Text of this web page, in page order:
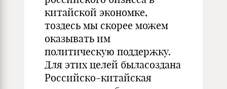
китайской экономке,
тоздесь мы скорее можем
оказывать им
политическую поддержку.
Для этих целей быласоздана
Российско-китайская